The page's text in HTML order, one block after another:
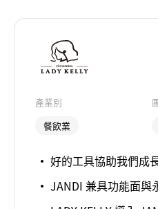
產業別
餐飲業
好的工具協助我們成
JANDI 兼具功能面與